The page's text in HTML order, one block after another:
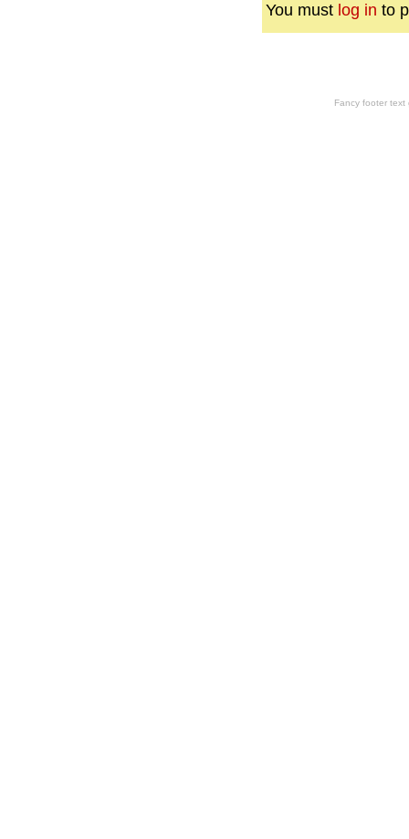
You must log in to
Fancy footer